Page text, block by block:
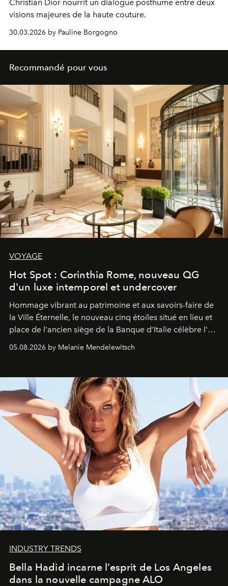
Christian Dior nourrit un dialogue posthume entre deux
visions majeures de la haute couture.
30.03.2026 by Pauline Borgogno
Recommandé pour vous
VOYAGE
Hot Spot : Corinthia Rome, nouveau QG
d'un luxe intemporel et undercover
Hommage vibrant au patrimoine et aux savoirs-faire de
la Ville Éternelle, le nouveau cinq étoiles situé en lieu et
place de l'ancien siège de la Banque d'Italie célèbre l'art
de vivre Romain dans toute son élégance intemporelle.
05.08.2026 by Melanie Mendelewitsch
INDUSTRY TRENDS
Bella Hadid incarne l’esprit de Los Angeles
dans la nouvelle campagne ALO